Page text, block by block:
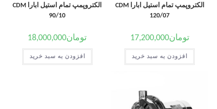
الکتروپمپ تمام استیل ابارا CDM
120/07
تومان17,200,000
افزودن به سبد خرید
الکتروپمپ تمام استیل ابارا CDM
90/10
تومان18,000,000
افزودن به سبد خرید